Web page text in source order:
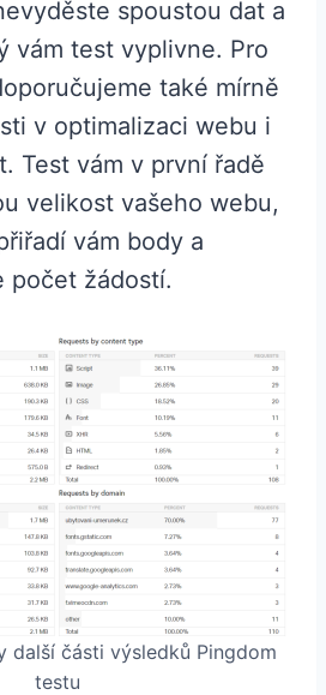
spoustou dat a
vám test vyplivne. Pro
také mírně
v optimalizaci webu i
Test vám v první řadě
velikost vašeho webu,
vám body a
počet žádostí.
další části výsledků Pingdom
testu